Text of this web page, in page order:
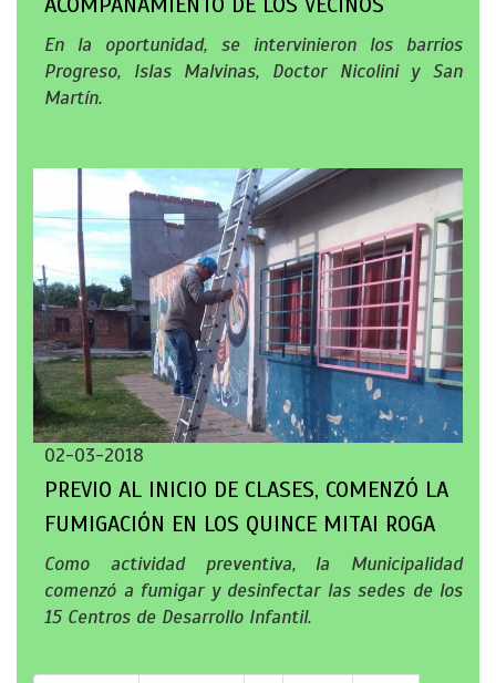
En la oportunidad, se intervinieron los barrios
Progreso, Islas Malvinas, Doctor Nicolini y San
Martín.
02-03-2018
PREVIO AL INICIO DE CLASES, COMENZÓ LA
FUMIGACIÓN EN LOS QUINCE MITAI ROGA
Como actividad preventiva, la Municipalidad
comenzó a fumigar y desinfectar las sedes de los
15 Centros de Desarrollo Infantil.